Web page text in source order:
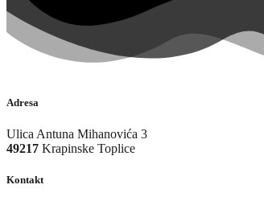
Adresa
Ulica Antuna Mihanovića 3
49217 Krapinske Toplice
Kontakt